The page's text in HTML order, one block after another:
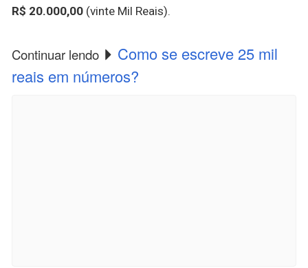
R$ 20.000,00 (vinte Mil Reais).
Continuar lendo
Como se escreve 25 mil
reais em números?